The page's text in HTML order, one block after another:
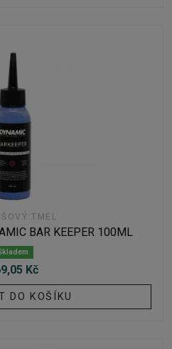
TMEL
BAR KEEPER 100ML
Kč
DO KOŠÍKU